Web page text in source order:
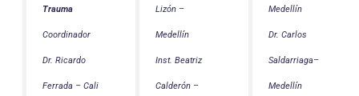
Trauma
Coordinador
Dr. Ricardo
Ferrada – Cali
Lizón –
Medellín
Inst. Beatriz
Calderón –
Medellín
Dr. Carlos
Saldarriaga–
Medellín